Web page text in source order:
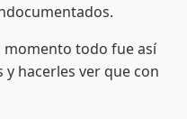
momento todo fue así
hacerles ver que con